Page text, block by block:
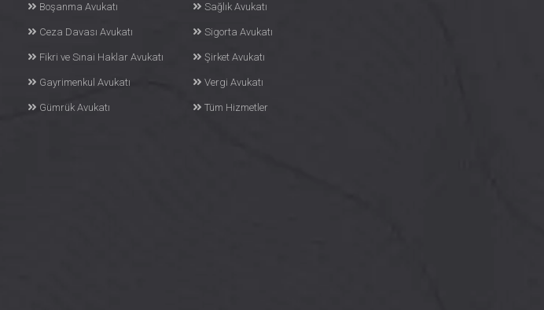
Boşanma Avukatı
Ceza Davası Avukatı
Fikri ve Sınai Haklar Avukatı
Gayrimenkul Avukatı
Gümrük Avukatı
Sağlık Avukatı
Sigorta Avukatı
Şirket Avukatı
Vergi Avukatı
Tüm Hizmetler